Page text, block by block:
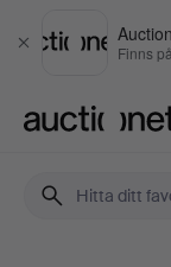
Stäng Finns